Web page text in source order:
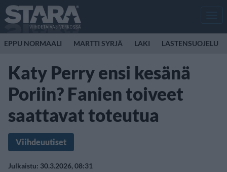
EPPU NORMAALI MARTTI SYRJÄ LAKI LASTENSUOJELU
Katy Perry ensi kesänä
Poriin? Fanien toiveet
saattavat toteutua
Viihdeuutiset
Julkaistu: 30.3.2026, 08:31